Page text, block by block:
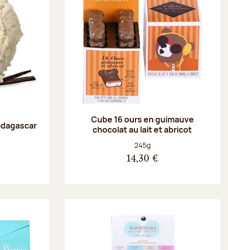
Cube 16 ours en guimauve
chocolat au lait et abricot
Poids net :
245g
14,30 €